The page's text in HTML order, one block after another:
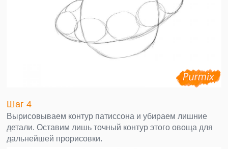
Шаг 4
Вырисовываем контур патиссона и убираем лишние
детали. Оставим лишь точный контур этого овоща для
дальнейшей прорисовки.